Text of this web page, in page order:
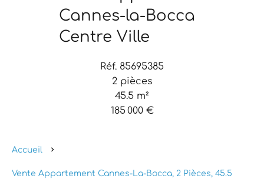
Cannes-la-Bocca
Centre Ville
Réf. 85695385
2 pièces
45.5 m²
185 000 €
Accueil
Vente Appartement Cannes-La-Bocca, 2 Pièces, 45.5